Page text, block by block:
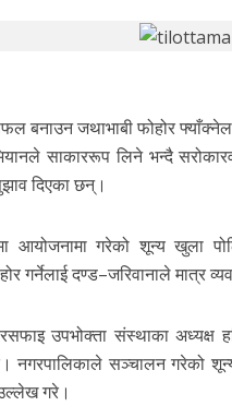
बनाउन जथाभाबी फोहोर
साकाररूप लिने भन्दै
दिएका छन्।
आयोजनामा गरेको शून्य खुला
गर्नेलाई दण्ड–जरिवानाले मात्र
उपभोक्ता संस्थाका अध्यक्ष
नगरपालिकाले सञ्चालन गरेको
गरे।